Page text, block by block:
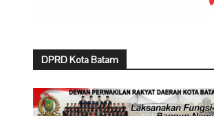
DPRD Kota Batam